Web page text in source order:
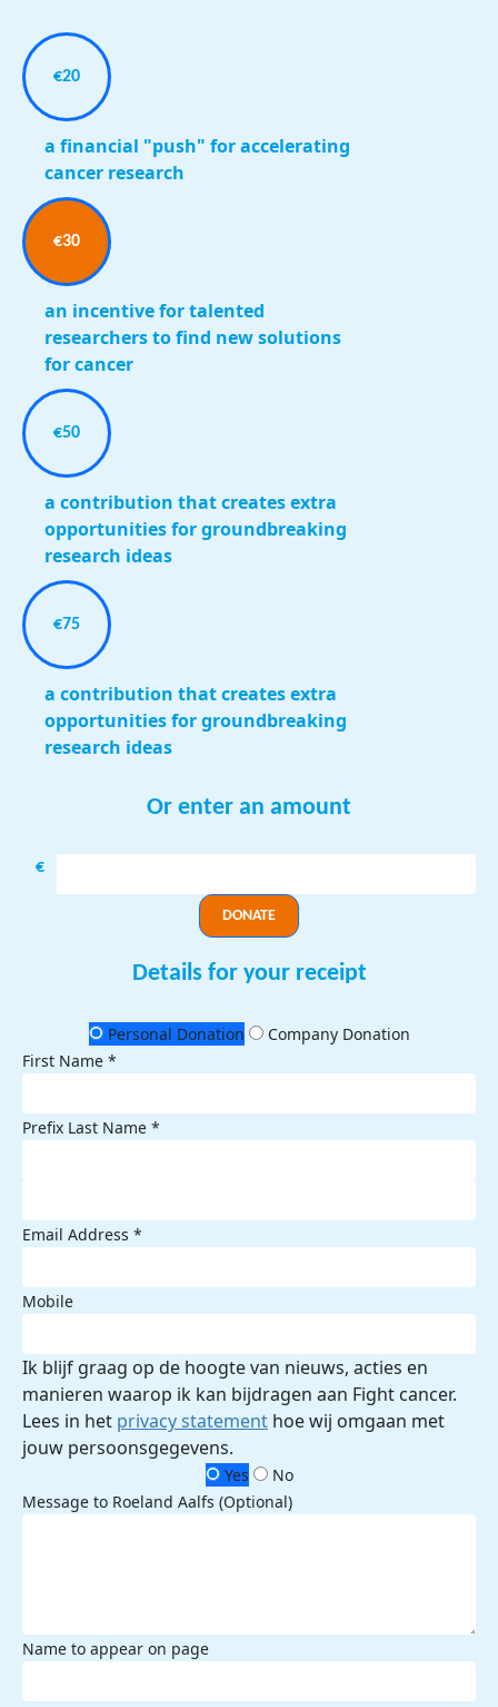
€20
a financial "push" for accelerating
cancer research
€30
an incentive for talented
researchers to find new solutions
for cancer
€50
a contribution that creates extra
opportunities for groundbreaking
research ideas
€75
a contribution that creates extra
opportunities for groundbreaking
research ideas
Or enter an amount
€
DONATE
Details for your receipt
Personal Donation
Company Donation
First Name *
Prefix Last Name *
Email Address *
Mobile
Ik blijf graag op de hoogte van nieuws, acties en
manieren waarop ik kan bijdragen aan Fight cancer.
Lees in het privacy statement hoe wij omgaan met
jouw persoonsgegevens.
Yes
No
Message to Roeland Aalfs (Optional)
Name to appear on page